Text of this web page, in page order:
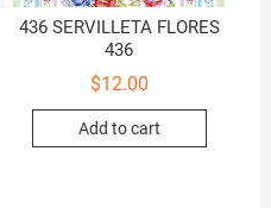
436 SERVILLETA FLORES
436
$12.00
Add to cart